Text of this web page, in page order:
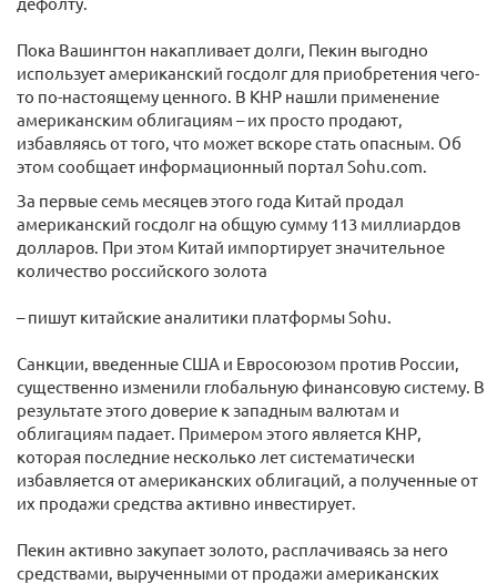
Пока Вашингтон накапливает долги, Пекин выгодно
использует американский госдолг для приобретения чего-
то по-настоящему ценного. В КНР нашли применение
американским облигациям – их просто продают,
избавляясь от того, что может вскоре стать опасным. Об
этом сообщает информационный портал Sohu.com.
За первые семь месяцев этого года Китай продал
американский госдолг на общую сумму 113 миллиардов
долларов. При этом Китай импортирует значительное
количество российского золота
– пишут китайские аналитики платформы Sohu.
Санкции, введенные США и Евросоюзом против России,
существенно изменили глобальную финансовую систему. В
результате этого доверие к западным валютам и
облигациям падает. Примером этого является КНР,
которая последние несколько лет систематически
избавляется от американских облигаций, а полученные от
их продажи средства активно инвестирует.
Пекин активно закупает золото, расплачиваясь за него
средствами, вырученными от продажи американских